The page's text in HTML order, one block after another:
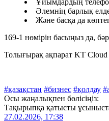
Әлемнің барлық
Және басқа да
169-1 нөмірін басыңыз да,
Толығырақ ақпарат KT
#қазақстан #бизнес #қолдау
Осы жаңалықпен бөлісіңіз:
Тақырыпқа қатысты
27.02.2026, 17:38